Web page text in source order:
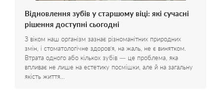
Відновлення зубів у старшому віці: які сучасні
рішення доступні сьогодні
З віком наш організм зазнає різноманітних природних
змін, і стоматологічне здоров’я, на жаль, не є винятком.
Втрата одного або кількох зубів — це проблема, яка
впливає не лише на естетику посмішки, але й на загальну
якість життя…